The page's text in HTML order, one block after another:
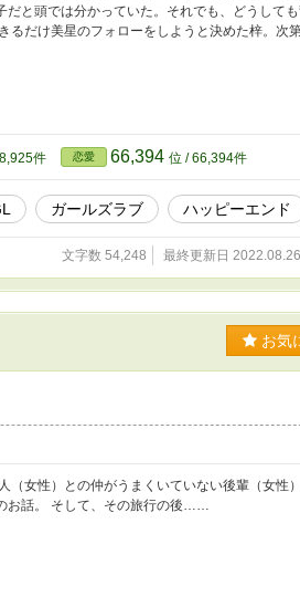
だと頭では分かっていた。それでも、どうして
だけ美星のフォローをしようと決めた梓。次
件 恋愛 66,394 位 / 66,394件
ガールズラブ ハッピーエンド
文字数 54,248 最終更新日 2022.08.26
お気
（女性）との仲がうまくいていない後輩（女性
お話。 そして、その旅行の後……